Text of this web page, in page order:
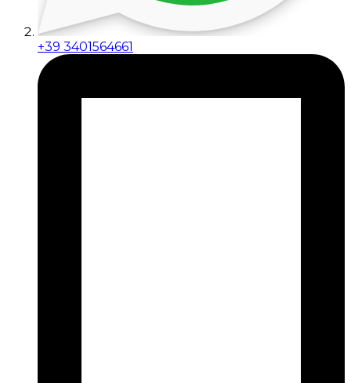
+39 3401564661